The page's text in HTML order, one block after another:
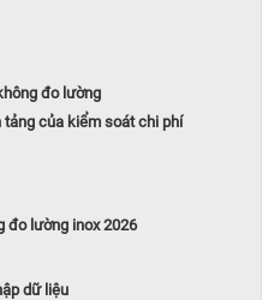
đo lường
của kiểm soát chi phí
đo lường inox 2026
dữ liệu